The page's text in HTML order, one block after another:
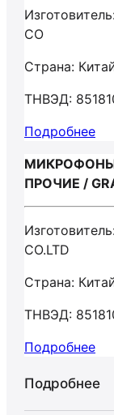
CO
Страна:
ТНВЭД:
Подробнее
ПРОЧИЕ /
CO.LTD
Страна:
ТНВЭД:
Подробнее
Подробнее